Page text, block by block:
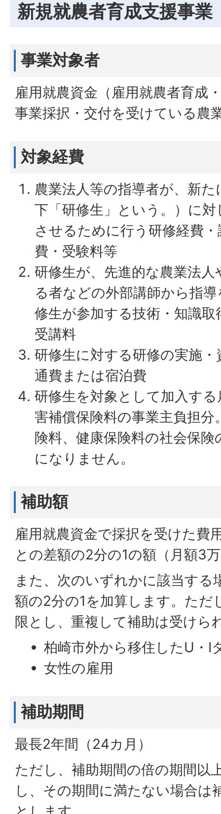
新規就農者育成支援事業
事業対象者
雇用就農資金（雇用就農者育成
事業採択・交付を受けている農
対象経費
農業法人等の指導者が、新
下「研修生」という。）に
させるために行う研修経費
費・受験料等
研修生が、先進的な農業法
る者などの外部講師から指
修生が参加する技術・知識
受講料
研修生に対する研修の実施
通費または宿泊費
研修生を対象として加入す
害補償保険料の事業主負担
険料、健康保険料の社会保
になりません。
補助額
雇用就農資金で採択を受けた費
との差額の2分の1の額（月額3
また、次のいずれかに該当する
額の2分の1を加算します。ただ
限とし、重複して補助は受けら
柏崎市外から移住したU・I
女性の雇用
補助期間
最長2年間（24カ月）
ただし、補助期間の倍の期間以
し、その期間に満たない場合は